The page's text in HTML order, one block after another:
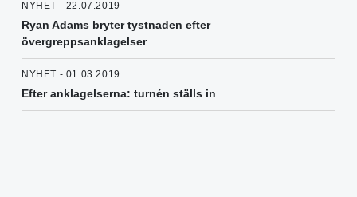
NYHET - 22.07.2019
Ryan Adams bryter tystnaden efter
övergreppsanklagelser
NYHET - 01.03.2019
Efter anklagelserna: turnén ställs in